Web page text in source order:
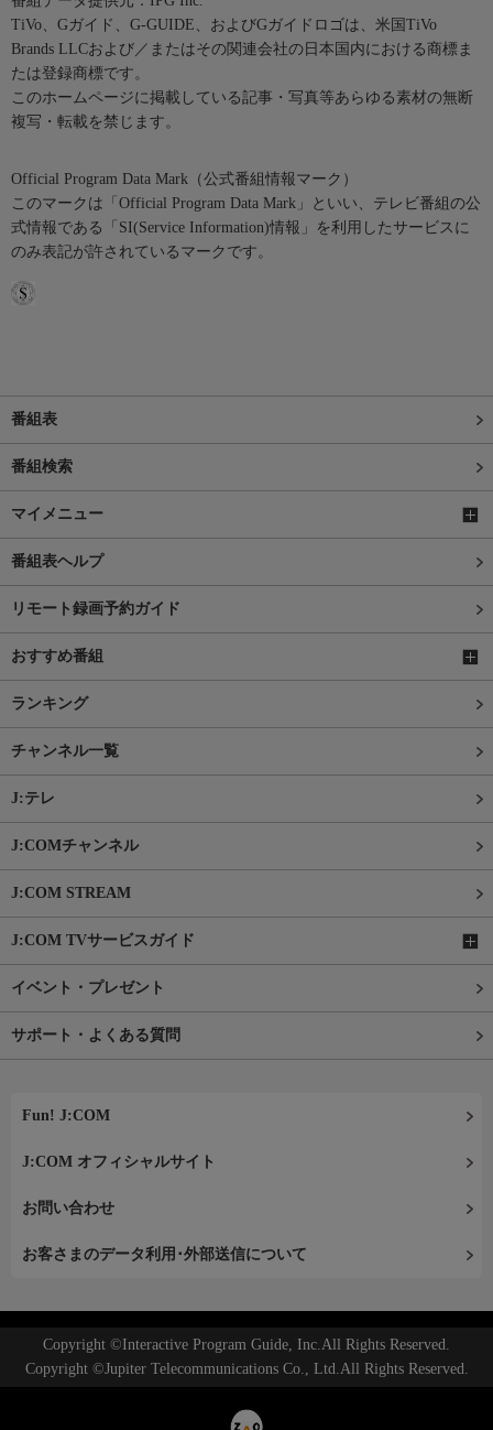
TiVo、Gガイド、G-GUIDE、およびGガイドロゴは、米国TiVo
Brands LLCおよび／またはその関連会社の日本国内における商標ま
たは登録商標です。
このホームページに掲載している記事・写真等あらゆる素材の無断
複写・転載を禁じます。
Official Program Data Mark（公式番組情報マーク）
このマークは「Official Program Data Mark」といい、テレビ番組の公
式情報である「SI(Service Information)情報」を利用したサービスに
のみ表記が許されているマークです。
番組表
番組検索
マイメニュー
番組表ヘルプ
リモート録画予約ガイド
おすすめ番組
ランキング
チャンネル一覧
J:テレ
J:COMチャンネル
J:COM STREAM
J:COM TVサービスガイド
イベント・プレゼント
サポート・よくある質問
Fun! J:COM
J:COM オフィシャルサイト
お問い合わせ
お客さまのデータ利用･外部送信について
Copyright ©Interactive Program Guide, Inc.All Rights Reserved.
Copyright ©Jupiter Telecommunications Co., Ltd.All Rights Reserved.